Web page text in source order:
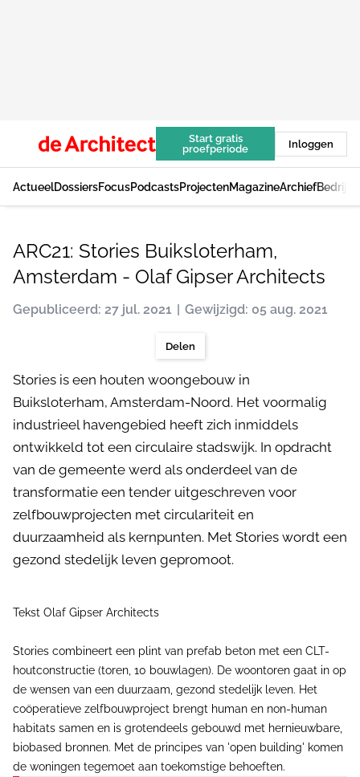
Start gratis
proefperiode
Inloggen
ActueelDossiersFocusPodcastsProjectenMagazineArchief
ARC21: Stories Buiksloterham,
Amsterdam - Olaf Gipser Architects
Gepubliceerd: 27 jul. 2021 Gewijzigd: 05 aug. 2021
Delen
Stories is een houten woongebouw in
Buiksloterham, Amsterdam-Noord. Het voormalig
industrieel havengebied heeft zich inmiddels
ontwikkeld tot een circulaire stadswijk. In opdracht
van de gemeente werd als onderdeel van de
transformatie een tender uitgeschreven voor
zelfbouwprojecten met circulariteit en
duurzaamheid als kernpunten. Met Stories wordt een
gezond stedelijk leven gepromoot.
Tekst Olaf Gipser Architects
Stories combineert een plint van prefab beton met een CLT-
houtconstructie (toren, 10 bouwlagen). De woontoren gaat in op
de wensen van een duurzaam, gezond stedelijk leven. Het
coöperatieve zelfbouwproject brengt human en non-human
habitats samen en is grotendeels gebouwd met hernieuwbare,
biobased bronnen. Met de principes van 'open building' komen
de woningen tegemoet aan toekomstige behoeften.